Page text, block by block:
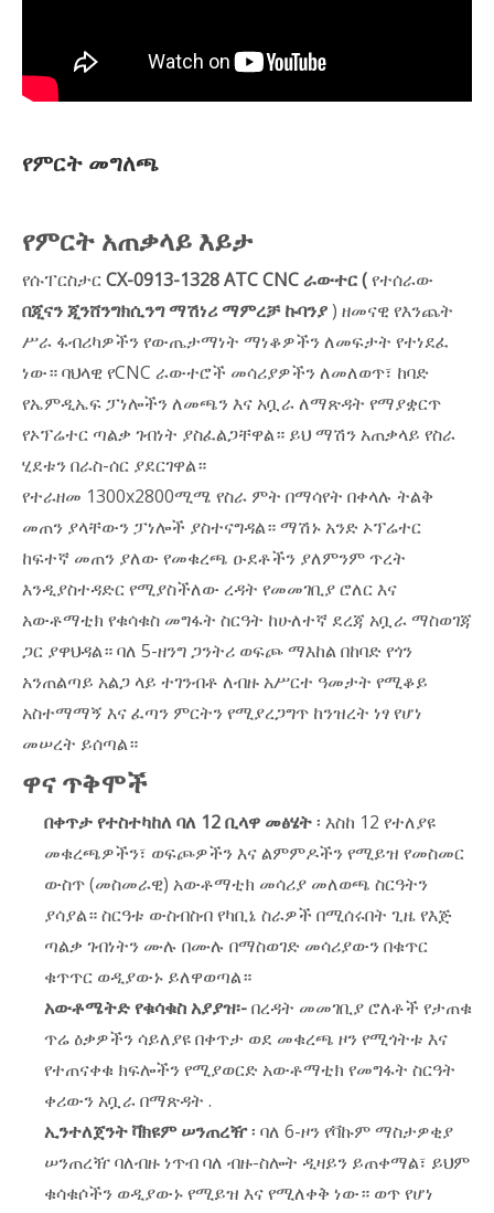
የምርት መግለጫ
የምርት አጠቃላይ እይታ
የሱፐርስታርCX-0913-1328 ATC CNC ራውተር (የተሰራው
በጂናን ጂንሸንግክሲንግ ማሽነሪ ማምረቻ ኩባንያ) ዘመናዊ የእንጨት
ሥራ ፋብሪካዎችን የውጤታማነት ማነቆዎችን ለመፍታት የተነደፈ
ነው። ባህላዊ የCNC ራውተሮች መሳሪያዎችን ለመለወጥ፣ ከባድ
የኤምዲኤፍ ፓነሎችን ለመጫን እና አቧራ ለማጽዳት የማያቋርጥ
የኦፕሬተር ጣልቃ ገብነት ያስፈልጋቸዋል። ይህ ማሽን አጠቃላይ የስራ
ሂደቱን በራስ-ሰር ያደርገዋል።
የተራዘመ 1300x2800ሚሜ የስራ ምት በማሳየት በቀላሉ ትልቅ
መጠን ያላቸውን ፓነሎች ያስተናግዳል። ማሽኑ አንድ ኦፕሬተር
ከፍተኛ መጠን ያለው የመቁረጫ ዑደቶችን ያለምንም ጥረት
እንዲያስተዳድር የሚያስችለው ረዳት የመመገቢያ ሮለር እና
አውቶማቲክ የቁሳቁስ መግፋት ስርዓት ከሁለተኛ ደረጃ አቧራ ማስወገጃ
ጋር ያዋህዳል። ባለ 5-ዘንግ ጋንትሪ ወፍጮ ማእከል በከባድ የጎን
አንጠልጣይ አልጋ ላይ ተገንብቶ ለብዙ አሥርተ ዓመታት የሚቆይ
አስተማማኝ እና ፈጣን ምርትን የሚያረጋግጥ ከንዝረት ነፃ የሆነ
መሠረት ይሰጣል።
ዋና ጥቅሞች
በቀጥታ የተስተካከለ ባለ 12 ቢላዋ መፅሄት፡ እስከ 12 የተለያዩ
መቁረጫዎችን፣ ወፍጮዎችን እና ልምምዶችን የሚይዝ የመስመር
ውስጥ (መስመራዊ) አውቶማቲክ መሳሪያ መለወጫ ስርዓትን
ያሳያል። ስርዓቱ ውስብስብ የካቢኔ ስራዎች በሚሰሩበት ጊዜ የእጅ
ጣልቃ ገብነትን ሙሉ በሙሉ በማስወገድ መሳሪያውን በቁጥር
ቁጥጥር ወዲያውኑ ይለዋወጣል።
አውቶሜትድ የቁሳቁስ አያያዝ፡-በረዳት መመገቢያ ሮለቶች የታጠቁ
ጥሬ ዕቃዎችን ሳይለያዩ በቀጥታ ወደ መቁረጫ ዞን የሚጎትቱ እና
የተጠናቀቁ ክፍሎችን የሚያወርድ አውቶማቲክ የመግፋት ስርዓት
ቀሪውን አቧራ በማጽዳት .
ኢንተለጀንት ቫክዩም ሠንጠረዥ፡ ባለ 6-ዞን የቫኩም ማስታዎቂያ
ሠንጠረዥ ባለብዙ ነጥብ ባለ ብዙ-ስሎት ዲዛይን ይጠቀማል፣ ይህም
ቁሳቁሶችን ወዲያውኑ የሚይዝ እና የሚለቀቅ ነው። ወጥ የሆነ